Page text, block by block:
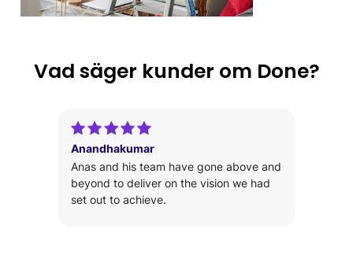
Vad säger kunder om Done?
Anandhakumar
Anas and his team have gone above and
beyond to deliver on the vision we had
set out to achieve.